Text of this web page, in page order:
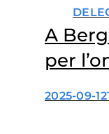
A
per
2025-09-